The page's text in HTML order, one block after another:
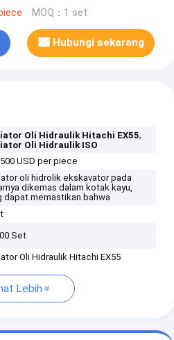
MOQ：1 set
Hubungi sekarang
Oli Hidraulik Hitachi EX55,
Oli Hidraulik ISO
USD per piece
oli hidrolik ekskavator pada
dikemas dalam kotak kayu,
dapat memastikan bahwa
Set
Oli Hidraulik Hitachi EX55
Lebih